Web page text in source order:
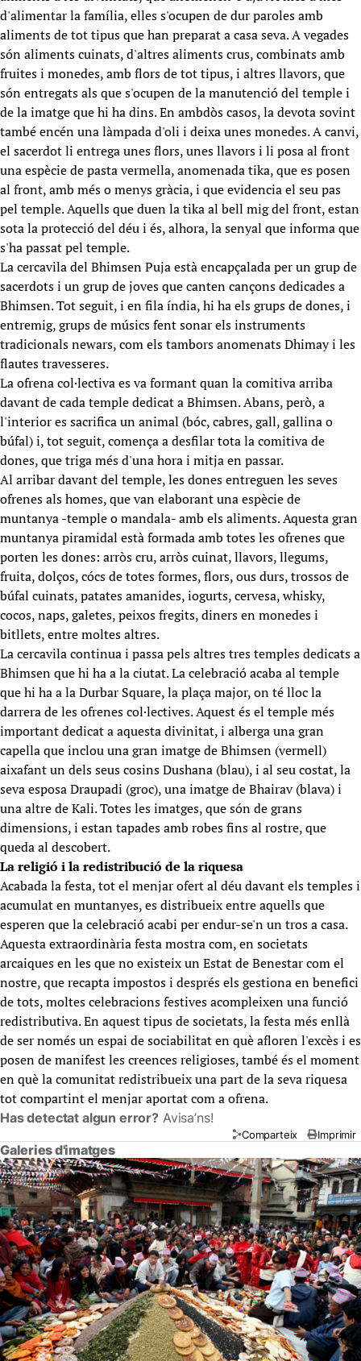
d'alimentar la família, elles s'ocupen de dur paroles amb
aliments de tot tipus que han preparat a casa seva. A vegades
són aliments cuinats, d'altres aliments crus, combinats amb
fruites i monedes, amb flors de tot tipus, i altres llavors, que
són entregats als que s'ocupen de la manutenció del temple i
de la imatge que hi ha dins. En ambdòs casos, la devota sovint
també encén una làmpada d'oli i deixa unes monedes. A canvi,
el sacerdot li entrega unes flors, unes llavors i li posa al front
una espècie de pasta vermella, anomenada tika, que es posen
al front, amb més o menys gràcia, i que evidencia el seu pas
pel temple. Aquells que duen la tika al bell mig del front, estan
sota la protecció del déu i és, alhora, la senyal que informa que
s'ha passat pel temple.
La cercavila del Bhimsen Puja està encapçalada per un grup de
sacerdots i un grup de joves que canten cançons dedicades a
Bhimsen. Tot seguit, i en fila índia, hi ha els grups de dones, i
entremig, grups de músics fent sonar els instruments
tradicionals newars, com els tambors anomenats Dhimay i les
flautes travesseres.
La ofrena col·lectiva es va formant quan la comitiva arriba
davant de cada temple dedicat a Bhimsen. Abans, però, a
l'interior es sacrifica un animal (bóc, cabres, gall, gallina o
búfal) i, tot seguit, comença a desfilar tota la comitiva de
dones, que triga més d'una hora i mitja en passar.
Al arribar davant del temple, les dones entreguen les seves
ofrenes als homes, que van elaborant una espècie de
muntanya -temple o mandala- amb els aliments. Aquesta gran
muntanya piramidal està formada amb totes les ofrenes que
porten les dones: arròs cru, arròs cuinat, llavors, llegums,
fruita, dolços, cócs de totes formes, flors, ous durs, trossos de
búfal cuinats, patates amanides, iogurts, cervesa, whisky,
cocos, naps, galetes, peixos fregits, diners en monedes i
bitllets, entre moltes altres.
La cercavila continua i passa pels altres tres temples dedicats a
Bhimsen que hi ha a la ciutat. La celebració acaba al temple
que hi ha a la Durbar Square, la plaça major, on té lloc la
darrera de les ofrenes col·lectives. Aquest és el temple més
important dedicat a aquesta divinitat, i alberga una gran
capella que inclou una gran imatge de Bhimsen (vermell)
aixafant un dels seus cosins Dushana (blau), i al seu costat, la
seva esposa Draupadi (groc), una imatge de Bhairav (blava) i
una altre de Kali. Totes les imatges, que són de grans
dimensions, i estan tapades amb robes fins al rostre, que
queda al descobert.
La religió i la redistribució de la riquesa
Acabada la festa, tot el menjar ofert al déu davant els temples i
acumulat en muntanyes, es distribueix entre aquells que
esperen que la celebració acabi per endur-se'n un tros a casa.
Aquesta extraordinària festa mostra com, en societats
arcaiques en les que no existeix un Estat de Benestar com el
nostre, que recapta impostos i després els gestiona en benefici
de tots, moltes celebracions festives acompleixen una funció
redistributiva. En aquest tipus de societats, la festa més enllà
de ser només un espai de sociabilitat en què afloren l'excès i es
posen de manifest les creences religioses, també és el moment
en què la comunitat redistribueix una part de la seva riquesa
tot compartint el menjar aportat com a ofrena.
Has detectat algun error? Avisa’ns!
Comparteix Imprimir
Galeries d'imatges